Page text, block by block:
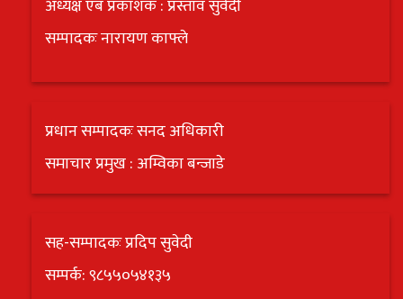
अध्यक्ष एबं प्रकाशक : प्रस्ताव सुवेदी
सम्पादकः नारायण काफ्ले
प्रधान सम्पादकः सनद अधिकारी
समाचार प्रमुख : अम्विका बन्जाडे
सह-सम्पादकः प्रदिप सुवेदी
सम्पर्क: ९८५५०५४१३५